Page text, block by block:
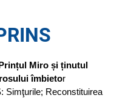
Miro și ținutul
îmbietor
Simţurile; Reconstituirea